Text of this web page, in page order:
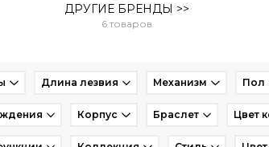
ДРУГИЕ БРЕНДЫ >>
6 товаров
Длина лезвия Механизм Пол
Корпус Браслет Цвет